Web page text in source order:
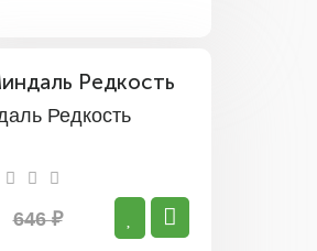
Редкость
646 ₽